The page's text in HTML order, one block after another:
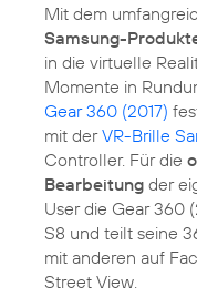
Mit dem
Samsung-
in die virtuelle
Momente in
Gear 360 (2017)
mit derVR-Brille
Controller. Für die
Bearbeitung der
User die Gear 360
S8 und teilt seine
mit anderen auf
Street View.